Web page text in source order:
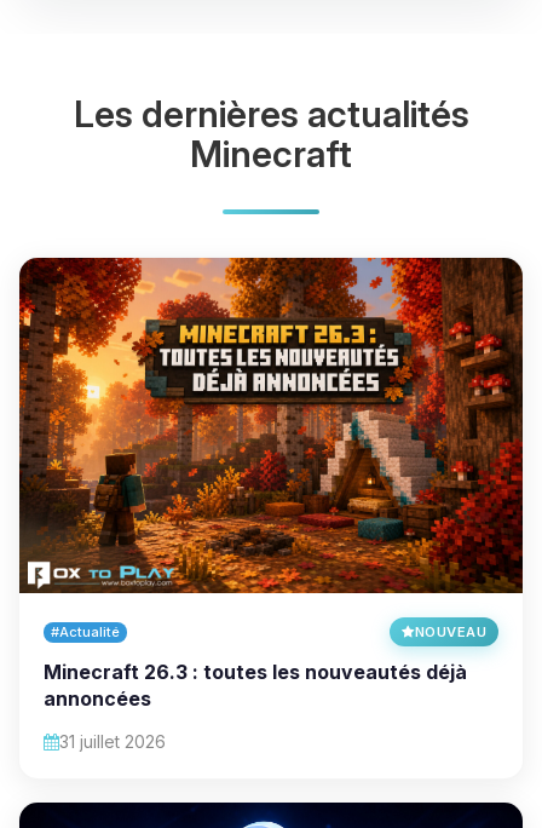
Les dernières actualités
Minecraft
#Actualité NOUVEAU
Minecraft 26.3 : toutes les nouveautés déjà
annoncées
31 juillet 2026